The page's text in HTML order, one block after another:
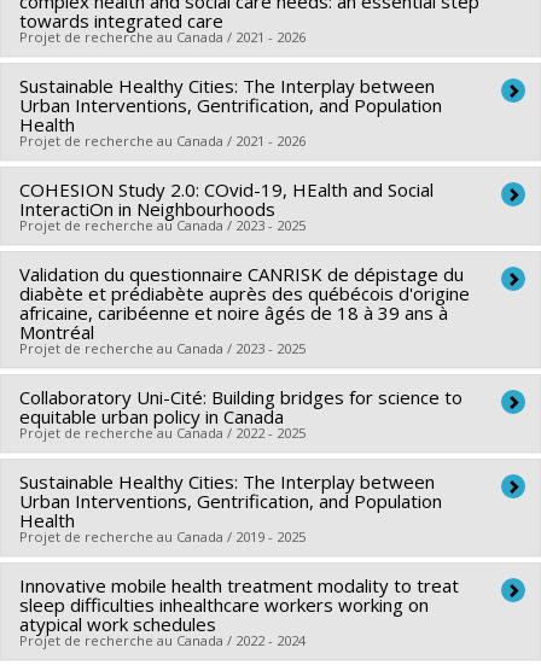
towards integrated care
Projet de recherche au Canada / 2021 - 2026
Lead researcher : Catherine Hudon
Co-researchers : Grégory Moullec, Maud-Christine
Chouinard,Marlène Karam
Funding sources:
IRSC/Instituts de recherche en santé du
Canada
Grant programs:
Sustainable Healthy Cities: The Interplay between
Urban Interventions, Gentrification, and Population
Health
Projet de recherche au Canada / 2021 - 2026
Lead researcher : Yan Kestens
Co-researchers : Grégory Moullec,
Winters,Margaret de Groh,Ruben Brondeel,Ahmed El-
Geneidy
Funding sources:IRSC/Instituts de recherche en santé du
Canada
Grant programs:PVXXXXXX-(PJT) Subvention Projet
COHESION Study 2.0: COvid-19, HEalth and Social
InteractiOn in Neighbourhoods
Projet de recherche au Canada / 2023 - 2025
Lead researcher : Grégory Moullec
Co-researchers : Yan Kestens,Bouchra Nasri,Guido
Simonelli,
Funding sources:IRSC/Instituts de recherche en santé du
Canada
Grant programs:PVXXXXXX-(PJT) Subvention Projet
Validation du questionnaire CANRISK de dépistage du
diabète et prédiabète auprès des québécois d'origine
africaine, caribéenne et noire âgés de 18 à 39 ans à
Montréal
Projet de recherche au Canada / 2023 - 2025
Lead researcher : Grégory Moullec
Funding sources:Agence de santé publique du Canada
Grant programs:
Collaboratory Uni-Cité: Building bridges for science to
equitable urban policy in Canada
Projet de recherche au Canada / 2022 - 2025
Funding sources:IRSC/Instituts de recherche en santé du
Canada
Grant programs: PVXXXXXX-Subventions pour réunion,
planification et dissémination
Sustainable Healthy Cities: The Interplay between
Urban Interventions, Gentrification, and Population
Health
Projet de recherche au Canada / 2019 - 2025
Lead researcher : Yan Kestens
Co-researchers : Grégory Moullec,Daniel Fuller,
Winters ,Margaret de Groh,Ruben Brondeel
Innovative mobile health treatment modality to treat
sleep difficulties inhealthcare workers working on
atypical work schedules
Projet de recherche au Canada / 2022 - 2024